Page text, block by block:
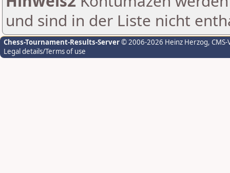
und sind in der Liste nicht
Chess-Tournament-Results-Server© 2006-2026 Heinz Herzog,
Legal details/Terms of use